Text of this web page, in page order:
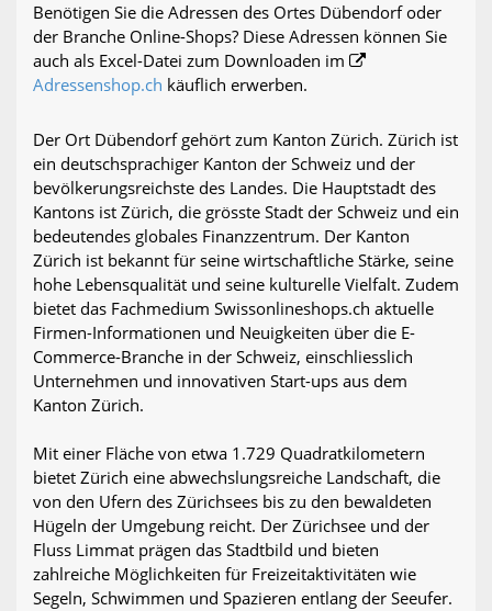
Benötigen Sie die Adressen des Ortes Dübendorf oder
der Branche Online-Shops? Diese Adressen können Sie
auch als Excel-Datei zum Downloaden im
Adressenshop.ch käuflich erwerben.
Der Ort Dübendorf gehört zum Kanton Zürich. Zürich ist
ein deutschsprachiger Kanton der Schweiz und der
bevölkerungsreichste des Landes. Die Hauptstadt des
Kantons ist Zürich, die grösste Stadt der Schweiz und ein
bedeutendes globales Finanzzentrum. Der Kanton
Zürich ist bekannt für seine wirtschaftliche Stärke, seine
hohe Lebensqualität und seine kulturelle Vielfalt. Zudem
bietet das Fachmedium Swissonlineshops.ch aktuelle
Firmen-Informationen und Neuigkeiten über die E-
Commerce-Branche in der Schweiz, einschliesslich
Unternehmen und innovativen Start-ups aus dem
Kanton Zürich.
Mit einer Fläche von etwa 1.729 Quadratkilometern
bietet Zürich eine abwechslungsreiche Landschaft, die
von den Ufern des Zürichsees bis zu den bewaldeten
Hügeln der Umgebung reicht. Der Zürichsee und der
Fluss Limmat prägen das Stadtbild und bieten
zahlreiche Möglichkeiten für Freizeitaktivitäten wie
Segeln, Schwimmen und Spazieren entlang der Seeufer.